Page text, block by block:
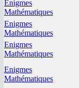
Enigmes
Mathématiques
Enigmes
Mathématiques
Enigmes
Mathématiques
Enigmes
Mathématiques